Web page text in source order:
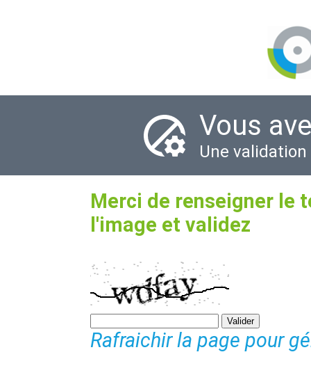
Vous
Une
Merci de renseigner le
l'image et validez
Rafraichir la page pour